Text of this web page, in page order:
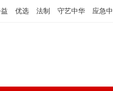
优选 法制 守艺中华 应急